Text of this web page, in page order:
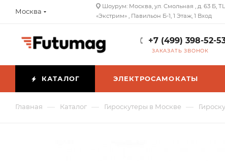
Москва
Шоурум: Москва, ул. Смольная , д. 63 Б,
«Экстрим» , Павильон Б-1, 1 Этаж, 1 Вход
+7 (499) 398-52-
ЗАКАЗАТЬ ЗВОНОК
КАТАЛОГ ЭЛЕКТРОСАМОКАТЫ
Главная — Каталог — Гироскутеры в Москве —